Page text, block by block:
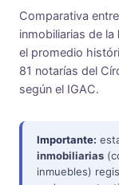
Comparativa
inmobiliarias de la
el promedio
81 notarías del
según el IGAC.
Importante:
inmobiliarias
inmuebles)